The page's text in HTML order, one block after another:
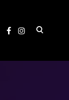
open